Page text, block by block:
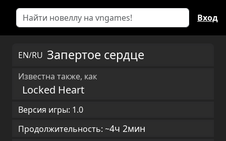
Вход
EN/RU Запертое сердце
Известна также, как
Locked Heart
Версия игры: 1.0
Продолжительность: ~4ч 2мин